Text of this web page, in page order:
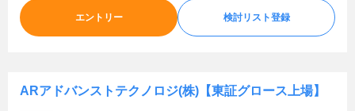
エントリー 検討リスト登録
ARアドバンストテクノロジ(株)【東証グロース上場】